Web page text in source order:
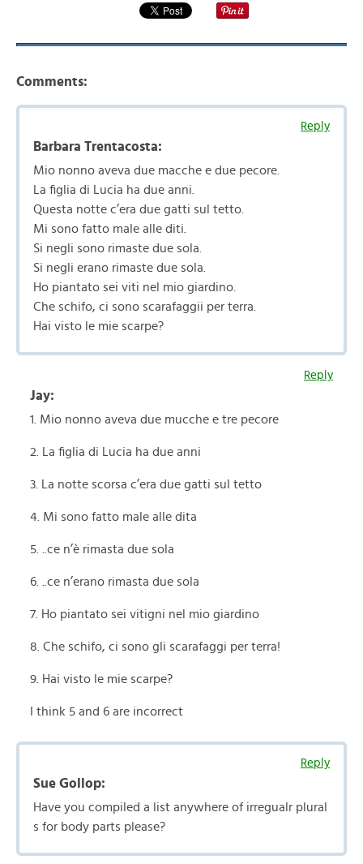
Comments:
Reply
Barbara Trentacosta:
Mio nonno aveva due macche e due pecore.
La figlia di Lucia ha due anni.
Questa notte c’era due gatti sul tetto.
Mi sono fatto male alle diti.
Si negli sono rimaste due sola.
Si negli erano rimaste due sola.
Ho piantato sei viti nel mio giardino.
Che schifo, ci sono scarafaggii per terra.
Hai visto le mie scarpe?
Reply
Jay:
1. Mio nonno aveva due mucche e tre pecore
2. La figlia di Lucia ha due anni
3. La notte scorsa c’era due gatti sul tetto
4. Mi sono fatto male alle dita
5. ..ce n’è rimasta due sola
6. ..ce n’erano rimasta due sola
7. Ho piantato sei vitigni nel mio giardino
8. Che schifo, ci sono gli scarafaggi per terra!
9. Hai visto le mie scarpe?
I think 5 and 6 are incorrect
Reply
Sue Gollop:
Have you compiled a list anywhere of irregualr plural
s for body parts please?